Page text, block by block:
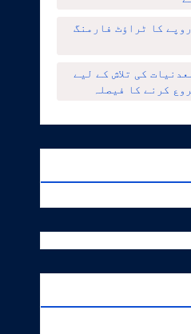
میں 5 کروڑ روپے کا ٹراؤٹ فارمنگ
کی تلاش کے لیے